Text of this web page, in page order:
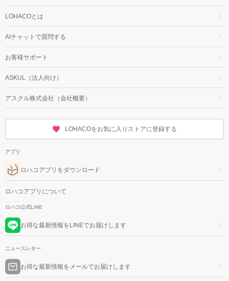
LOHACOとは
AIチャットで質問する
お客様サポート
ASKUL（法人向け）
アスクル株式会社（会社概要）
LOHACOをお気に入りストアに登録する
アプリ
ロハコアプリをダウンロード
ロハコアプリについて
ロハコ公式LINE
お得な最新情報をLINEでお届けします
ニュースレター
お得な最新情報をメールでお届けします